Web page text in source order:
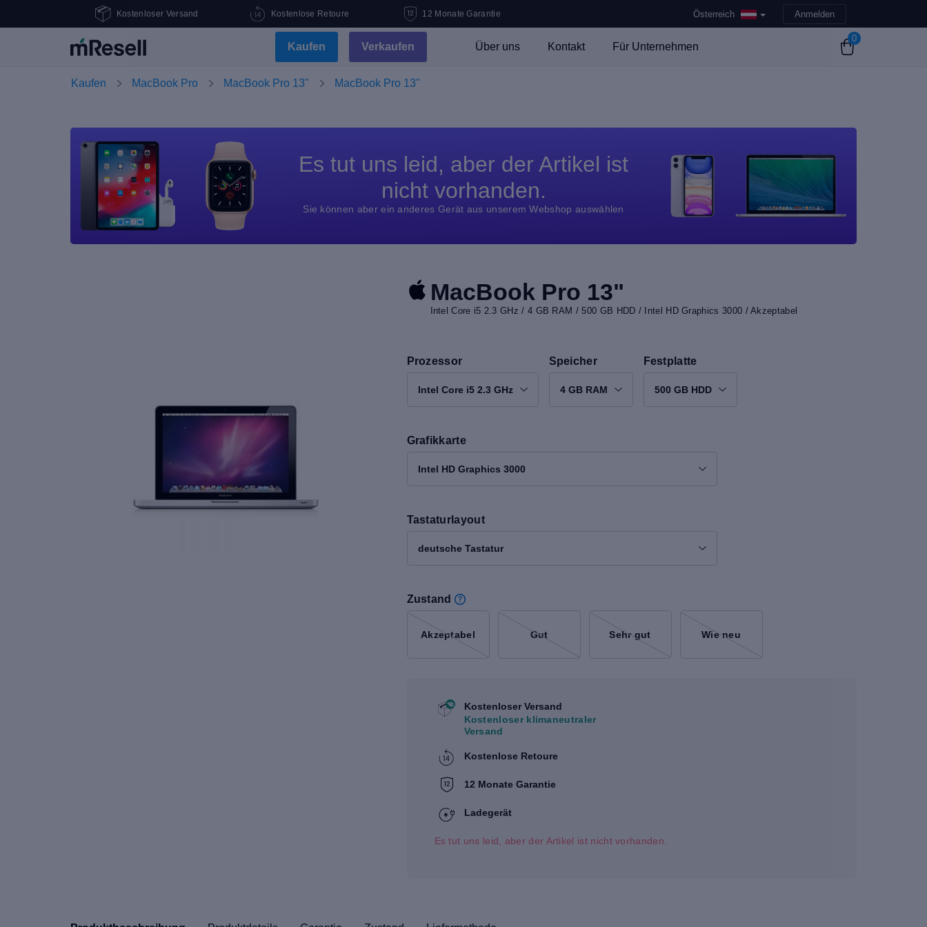
Kostenloser Versand Kostenlose Retoure 12 Monate Garantie Österreich Anmelden
Kaufen Verkaufen Über uns Kontakt Für Unternehmen
0
Kaufen MacBook Pro MacBook Pro 13" MacBook Pro 13"
Es tut uns leid, aber der Artikel ist
nicht vorhanden.
Sie können aber ein anderes Gerät aus unserem Webshop auswählen
MacBook Pro 13"
Intel Core i5 2.3 GHz / 4 GB RAM / 500 GB HDD / Intel HD Graphics 3000 / Akzeptabel
Prozessor
Intel Core i5 2.3 GHz
Speicher
4 GB RAM
Festplatte
500 GB HDD
Grafikkarte
Intel HD Graphics 3000
Tastaturlayout
deutsche Tastatur
Zustand
Akzeptabel Gut Sehr gut Wie neu
Kostenloser Versand
Kostenloser klimaneutraler
Versand
Kostenlose Retoure
12 Monate Garantie
Ladegerät
Es tut uns leid, aber der Artikel ist nicht vorhanden.